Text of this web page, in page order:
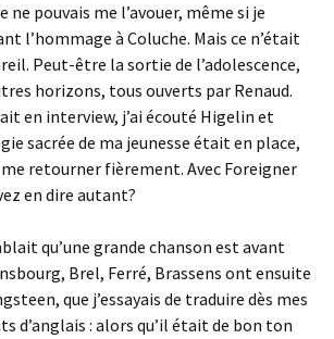
ne pouvais me l’avouer, même si je
l’hommage à Coluche. Mais ce n’était
Peut-être la sortie de l’adolescence,
horizons, tous ouverts par Renaud.
en interview, j’ai écouté Higelin et
sacrée de ma jeunesse était en place,
retourner fièrement. Avec Foreigner
en dire autant?
qu’une grande chanson est avant
Brel, Ferré, Brassens ont ensuite
que j’essayais de traduire dès mes
d’anglais : alors qu’il était de bon ton